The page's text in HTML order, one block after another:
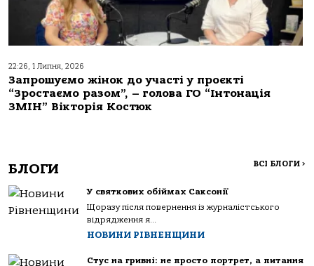
22:26, 1 Липня, 2026
Запрошуємо жінок до участі у проєкті
“Зростаємо разом”, – голова ГО “Інтонація
ЗМІН” Вікторія Костюк
БЛОГИ ВСІ БЛОГИ >
У святкових обіймах Саксонії
Щоразу після повернення із журналістського
відрядження я...
НОВИНИ РІВНЕНЩИНИ
Стус на гривні: не просто портрет, а питання